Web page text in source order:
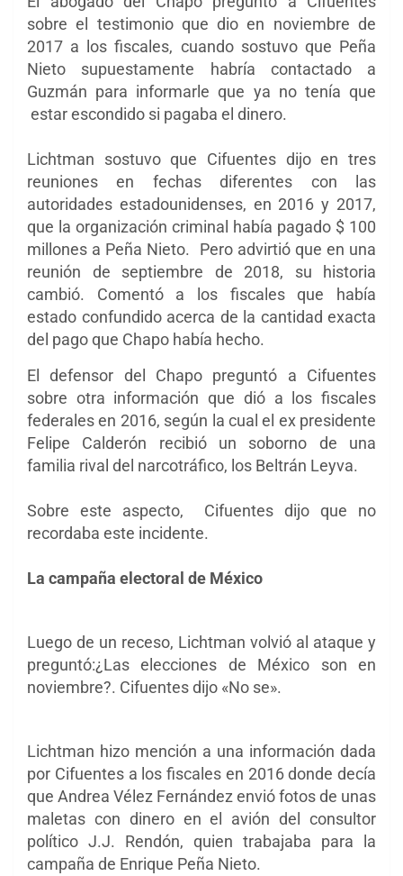
sobre el testimonio que dio en noviembre de
2017 a los fiscales, cuando sostuvo que Peña
Nieto supuestamente habría contactado a
Guzmán para informarle que ya no tenía que
estar escondido si pagaba el dinero.
Lichtman sostuvo que Cifuentes dijo en tres
reuniones en fechas diferentes con las
autoridades estadounidenses, en 2016 y 2017,
que la organización criminal había pagado $ 100
millones a Peña Nieto. Pero advirtió que en una
reunión de septiembre de 2018, su historia
cambió. Comentó a los fiscales que había
estado confundido acerca de la cantidad exacta
del pago que Chapo había hecho.
El defensor del Chapo preguntó a Cifuentes
sobre otra información que dió a los fiscales
federales en 2016, según la cual el ex presidente
Felipe Calderón recibió un soborno de una
familia rival del narcotráfico, los Beltrán Leyva.
Sobre este aspecto,
Cifuentes dijo que no
recordaba este incidente.
La campaña electoral de México
Luego de un receso, Lichtman volvió al ataque y
preguntó:¿Las elecciones de México son en
noviembre?. Cifuentes dijo «No se».
Lichtman hizo mención a una información dada
por Cifuentes a los fiscales en 2016 donde decía
que Andrea Vélez Fernández envió fotos de unas
maletas con dinero en el avión del consultor
político J.J. Rendón, quien trabajaba para la
campaña de Enrique Peña Nieto.